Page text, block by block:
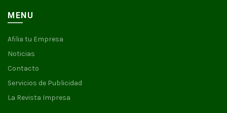
MENU
Afilia tu Empresa
Noticias
Contacto
Servicios de Publicidad
La Revista Impresa